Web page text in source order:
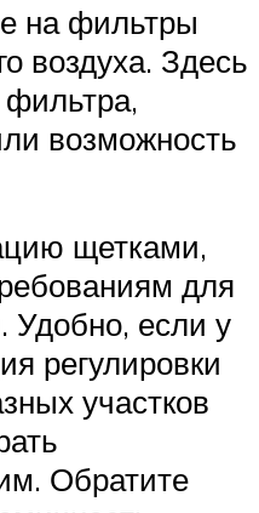
на фильтры
воздуха. Здесь
возможность
щетками,
для
Удобно, если у
регулировки
участков
Обратите